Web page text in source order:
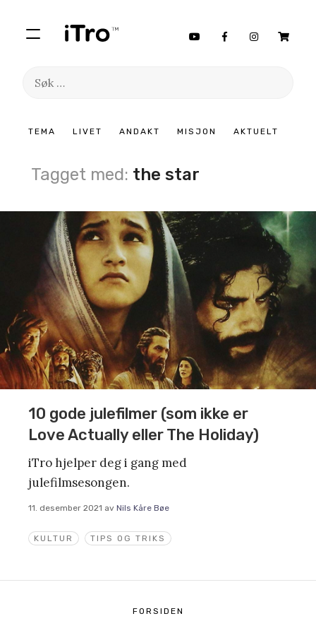
TEMA LIVET ANDAKT MISJON AKTUELT
Søk
Tagget med: the star
KULTUR TIPS OG TRIKS
10 gode julefilmer (som ikke er
Love Actually eller The Holiday)
iTro hjelper deg i gang med
julefilmsesongen.
11. desember 2021 av Nils Kåre Bøe
FORSIDEN